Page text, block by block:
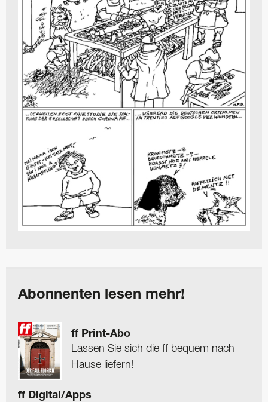
Abonnenten lesen mehr!
ff Print-Abo
Lassen Sie sich die ff bequem nach
Hause liefern!
ff Digital/Apps